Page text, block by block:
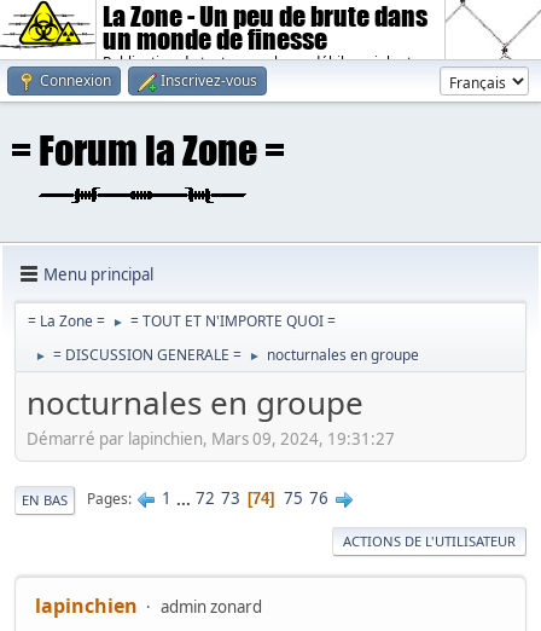
La Zone - Un peu de brute dans
un monde de finesse
Publication de textes sombres, débiles, violents.
Connexion
Inscrivez-vous
Menu principal
= La Zone = ► = TOUT ET N'IMPORTE QUOI =
► = DISCUSSION GENERALE = ► nocturnales en groupe
nocturnales en groupe
Démarré par lapinchien, Mars 09, 2024, 19:31:27
EN BAS Pages 1 ... 72 73 74 75 76
ACTIONS DE L'UTILISATEUR
lapinchien
admin zonard